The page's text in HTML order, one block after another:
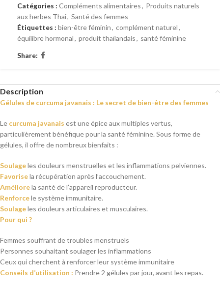
Catégories : Compléments alimentaires, Produits naturels
aux herbes Thai, Santé des femmes
Étiquettes : bien-être féminin, complément naturel,
équilibre hormonal, produit thaïlandais, santé féminine
Share:
Description
Gélules de curcuma javanais : Le secret de bien-être des femmes
Le curcuma javanais est une épice aux multiples vertus,
particulièrement bénéfique pour la santé féminine. Sous forme de
gélules, il offre de nombreux bienfaits :
Soulageles douleurs menstruelles et les inflammations pelviennes.
Favorisela récupération après l’accouchement.
Améliorela santé de l’appareil reproducteur.
Renforcele système immunitaire.
Soulageles douleurs articulaires et musculaires.
Pour qui ?
Femmes souffrant de troubles menstruels
Personnes souhaitant soulager les inflammations
Ceux qui cherchent à renforcer leur système immunitaire
Conseils d’utilisation : Prendre 2 gélules par jour, avant les repas.